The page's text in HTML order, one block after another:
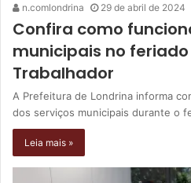
n.comlondrina 29 de abril de 2024
Confira como
municipais no feriado
Trabalhador
A Prefeitura de Londrina informa
dos serviços municipais durante o
Leia mais »